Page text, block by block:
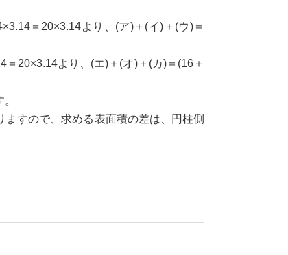
＝20×3.14より、(ア)＋(イ)＋(ウ)＝
20×3.14より、(エ)＋(オ)＋(カ)＝(16＋
すので、求める表面積の差は、円柱側